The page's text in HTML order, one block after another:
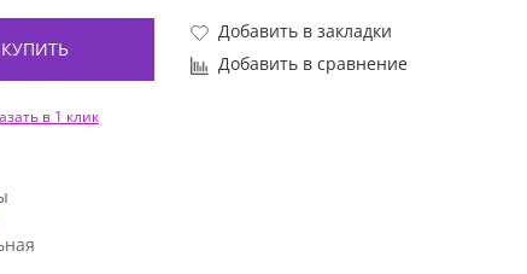
КУПИТЬ
Добавить в закладки
Добавить в сравнение
в 1 клик